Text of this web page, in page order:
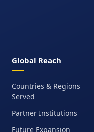
Global Reach
Countries & Regions
Served
Partner Institutions
Future Expansion